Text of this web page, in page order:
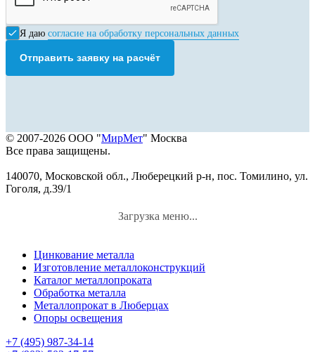
Я даю согласие на обработку персональных данных
Отправить заявку на расчёт
© 2007-2026 ООО "МирМет" Москва
Все права защищены.
140070, Московской обл., Люберецкий р-н, пос. Томилино, ул.
Гоголя, д.39/1
Загрузка меню...
Цинкование металла
Изготовление металлоконструкций
Каталог металлопроката
Обработка металла
Металлопрокат в Люберцах
Опоры освещения
+7 (495) 987-34-14